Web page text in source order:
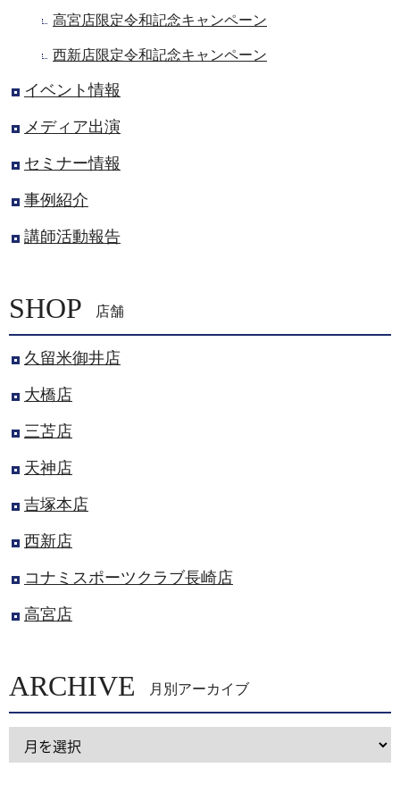
高宮店限定令和記念キャンペーン
西新店限定令和記念キャンペーン
イベント情報
メディア出演
セミナー情報
事例紹介
講師活動報告
SHOP 店舗
久留米御井店
大橋店
三苫店
天神店
吉塚本店
西新店
コナミスポーツクラブ長崎店
高宮店
ARCHIVE 月別アーカイブ